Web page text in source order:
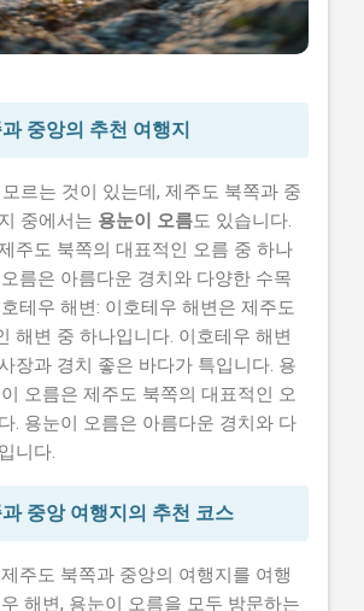
중앙의 추천 여행지
르는 것이 있는데, 제주도 북쪽과 중
중에서는 용눈이 오름도 있습니다.
주도 북쪽의 대표적인 오름 중 하나
름은 아름다운 경치와 다양한 수목
테우 해변: 이호테우 해변은 제주도
해변 중 하나입니다. 이호테우 해변
장과 경치 좋은 바다가 특입니다. 용
오름은 제주도 북쪽의 대표적인 오
. 용눈이 오름은 아름다운 경치와 다
니다.
중앙 여행지의 추천 코스
주도 북쪽과 중앙의 여행지를 여행
해변, 용눈이 오름을 모두 방문하는